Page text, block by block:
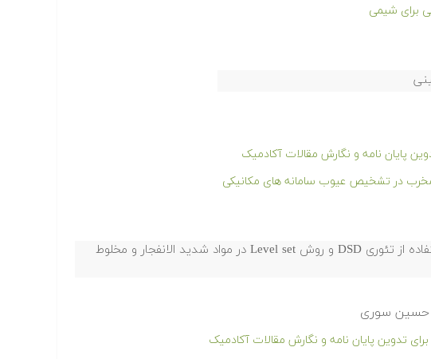
برای شیمی
پایان نامه و نگارش مقالات آکادمیک
مخرب در تشخیص عیوب سامانه های مکانیکی
مطالعه انتشار تراک خمیده ب استفاده از تئوری DSD و روش Level set در مواد شدید الانفجار و مخلوط
حسین سوری
تدوین پایان نامه و نگارش مقالات آکادمیک